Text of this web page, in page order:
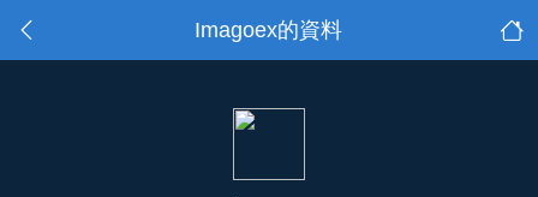
Imagoex的資料